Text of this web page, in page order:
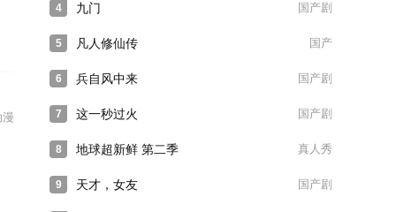
漫
4 国产剧
九门
5 国产
凡人修仙传
6 国产剧
兵自风中来
7 国产剧
这一秒过火
8 真人秀
地球超新鲜 第二季
9 国产剧
天才，女友